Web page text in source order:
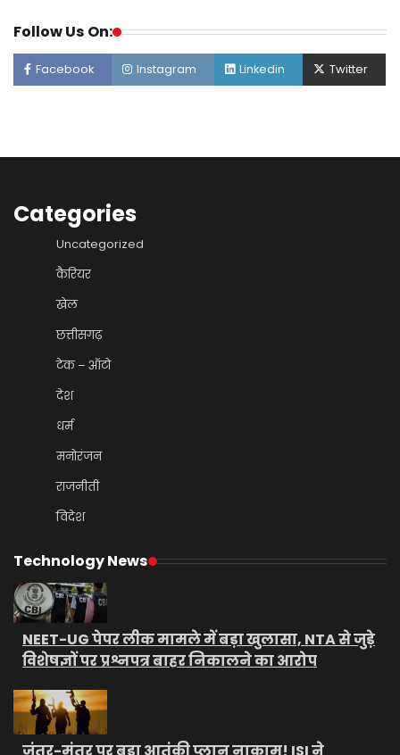
Follow Us On:
Facebook Instagram Linkedin Twitter
Categories
Uncategorized
कैरियर
खेल
छत्तीसगढ़
टेक – ऑटो
देश
धर्म
मनोरंजन
राजनीती
विदेश
Technology News
NEET-UG पेपर लीक मामले में बड़ा खुलासा, NTA से जुड़े
विशेषज्ञों पर प्रश्नपत्र बाहर निकालने का आरोप